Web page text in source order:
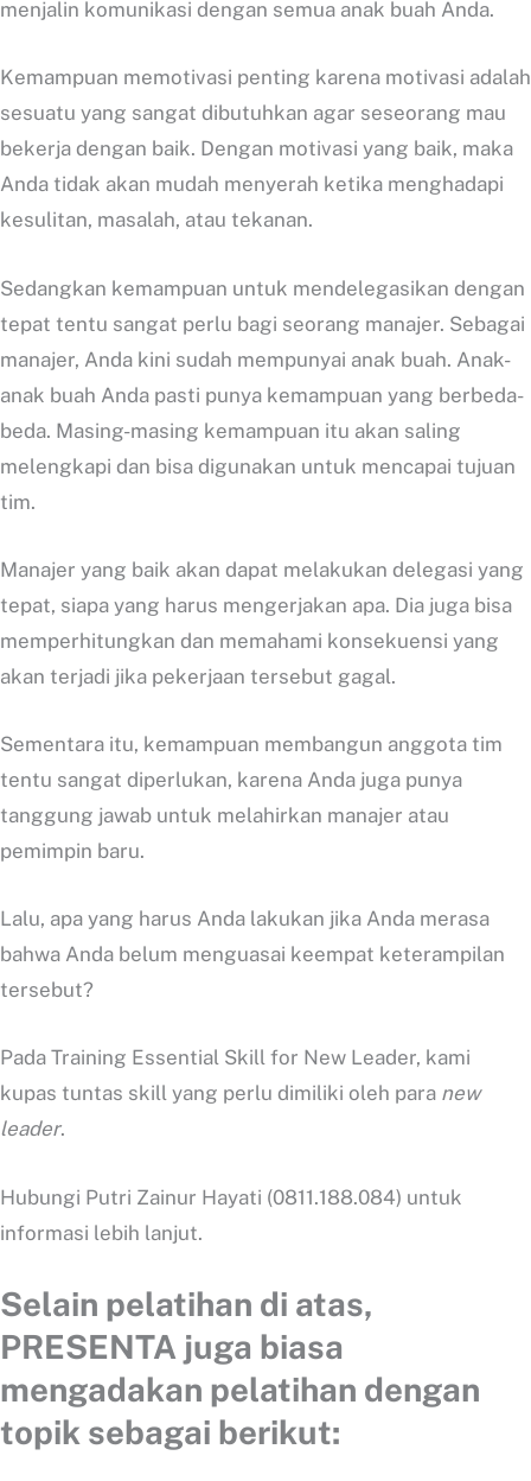
menjalin komunikasi dengan semua anak buah Anda.
Kemampuan memotivasi penting karena motivasi adalah
sesuatu yang sangat dibutuhkan agar seseorang mau
bekerja dengan baik. Dengan motivasi yang baik, maka
Anda tidak akan mudah menyerah ketika menghadapi
kesulitan, masalah, atau tekanan.
Sedangkan kemampuan untuk mendelegasikan dengan
tepat tentu sangat perlu bagi seorang manajer. Sebagai
manajer, Anda kini sudah mempunyai anak buah. Anak-
anak buah Anda pasti punya kemampuan yang berbeda-
beda. Masing-masing kemampuan itu akan saling
melengkapi dan bisa digunakan untuk mencapai tujuan
tim.
Manajer yang baik akan dapat melakukan delegasi yang
tepat, siapa yang harus mengerjakan apa. Dia juga bisa
memperhitungkan dan memahami konsekuensi yang
akan terjadi jika pekerjaan tersebut gagal.
Sementara itu, kemampuan membangun anggota tim
tentu sangat diperlukan, karena Anda juga punya
tanggung jawab untuk melahirkan manajer atau
pemimpin baru.
Lalu, apa yang harus Anda lakukan jika Anda merasa
bahwa Anda belum menguasai keempat keterampilan
tersebut?
Pada Training Essential Skill for New Leader, kami
kupas tuntas skill yang perlu dimiliki oleh para new
leader.
Hubungi Putri Zainur Hayati (0811.188.084) untuk
informasi lebih lanjut.
Selain pelatihan di atas,
PRESENTA juga biasa
mengadakan pelatihan dengan
topik sebagai berikut: